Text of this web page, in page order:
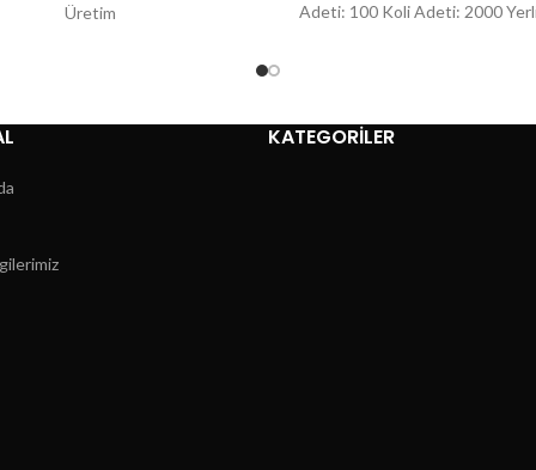
Üretim
Adeti: 100 Koli Adeti: 2000
KATEGORİLER